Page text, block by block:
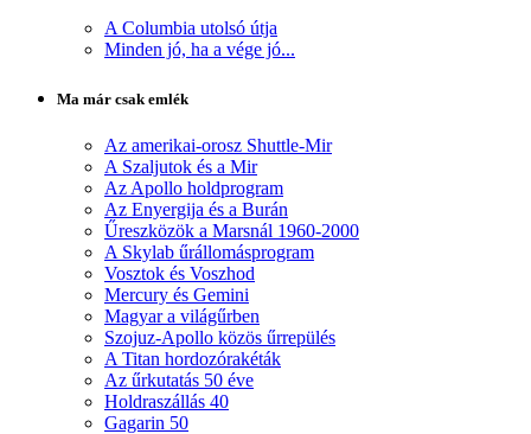
A Columbia utolsó útja
Minden jó, ha a vége jó...
Ma már csak emlék
Az amerikai-orosz Shuttle-Mir
A Szaljutok és a Mir
Az Apollo holdprogram
Az Enyergija és a Burán
Űreszközök a Marsnál 1960-2000
A Skylab űrállomásprogram
Vosztok és Voszhod
Mercury és Gemini
Magyar a világűrben
Szojuz-Apollo közös űrrepülés
A Titan hordozórakéták
Az űrkutatás 50 éve
Holdraszállás 40
Gagarin 50